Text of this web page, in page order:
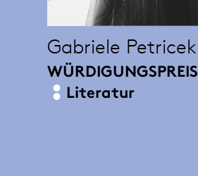
Gabriele Petricek
WÜRDIGUNGSPREIS
Literatur